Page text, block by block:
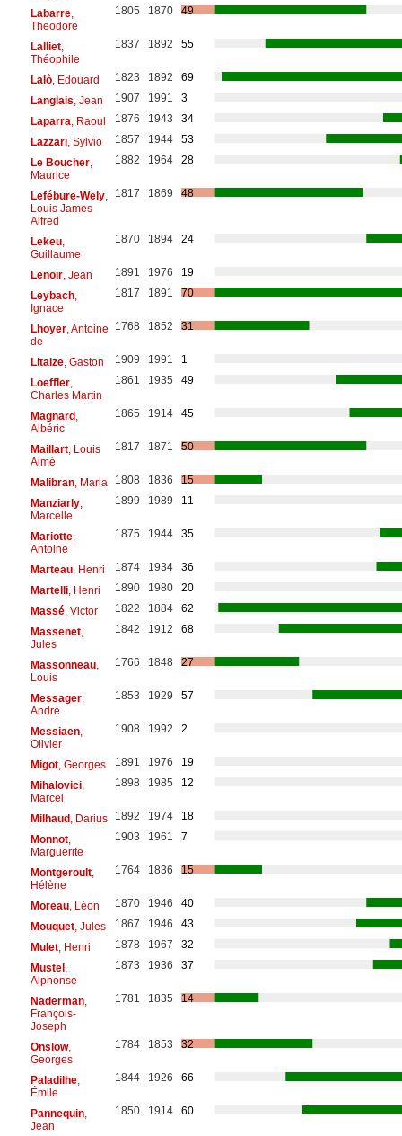
Labarre,
Theodore
1805 1870 49
Lalliet,
Théophile
1837 1892 55
Lalò, Edouard 1823 1892
69
Langlais , Jean 1907 1991
3
Laparra , Raoul 1876 1943
34
Lazzari, Sylvio 1857 1944
53
Le Boucher,
Maurice
1882 1964 28
Lefébure-Wely,
Louis James
Alfred
1817 1869 48
Lekeu,
Guillaume
1870 1894 24
Lenoir, Jean 1891 1976
19
Leybach,
Ignace
1817 1891 70
Lhoyer, Antoine
de
1768 1852 31
Litaize, Gaston 1909 1991
1
Loeffler,
Charles Martin
1861 1935 49
Magnard,
Albéric
1865 1914 45
Maillart, Louis
Aimé
1817 1871 50
Malibran, Maria 1808 1836
15
Manziarly,
Marcelle
1899 1989 11
Mariotte,
Antoine
1875 1944 35
Marteau, Henri 1874 1934
36
Martelli, Henri 1890 1980
20
Massé, Victor 1822 1884
62
Massenet,
Jules
1842 1912 68
Massonneau,
Louis
1766 1848 27
Messager,
André
1853 1929 57
Messiaen,
Olivier
1908 1992 2
Migot, Georges 1891 1976
19
Mihalovici,
Marcel
1898 1985 12
Milhaud, Darius 1892 1974
18
Monnot,
Marguerite
1903 1961 7
Montgeroult,
Hélène
1764 1836 15
Moreau, Léon 1870 1946
40
Mouquet, Jules 1867 1946
43
Mulet, Henri 1878 1967
32
Mustel,
Alphonse
1873 1936 37
Naderman,
François-
Joseph
1781 1835 14
Onslow,
Georges
1784 1853 32
Paladilhe,
Émile
1844 1926 66
Pannequin,
Jean
1850 1914 60